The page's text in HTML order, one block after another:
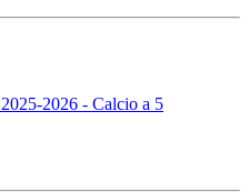
2026 - Calcio a 5